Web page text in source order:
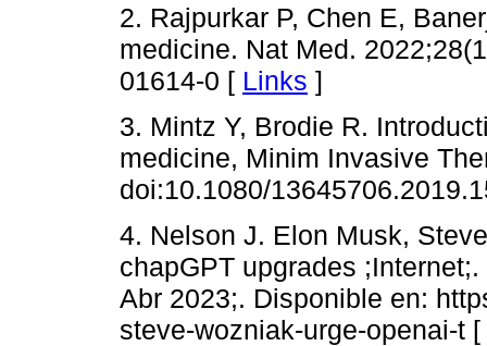
2. Rajpurkar P, Chen E,
medicine. Nat Med.
01614-0 [ Links ]
3. Mintz Y, Brodie R.
medicine, Minim Invasive
doi:10.1080/
4. Nelson J. Elon Musk,
chapGPT upgrades
Abr 2023;. Disponible en:
steve-wozniak-urge-openai-t [